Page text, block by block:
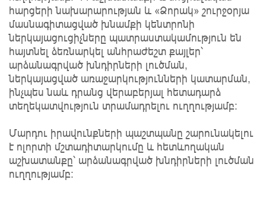
հարցերի նախարարության և «Ձորակ» շուրջօրյա
մասնագիտացված խնամքի կենտրոնի
ներկայացուցիչները պատրաստակամություն են
հայտնել ձեռնարկել անհրաժեշտ քայլեր՝
արձանագրված խնդիրների լուծման,
ներկայացված առաջարկությունների կատարման,
ինչպես նաև դրանց վերաբերյալ հետադարձ
տեղեկատվություն տրամադրելու ուղղությամբ։
Մարդու իրավունքների պաշտպանը շարունակելու
է ոլորտի մշտադիտարկումը և հետևողական
աշխատանքը՝ արձանագրված խնդիրների լուծման
ուղղությամբ։